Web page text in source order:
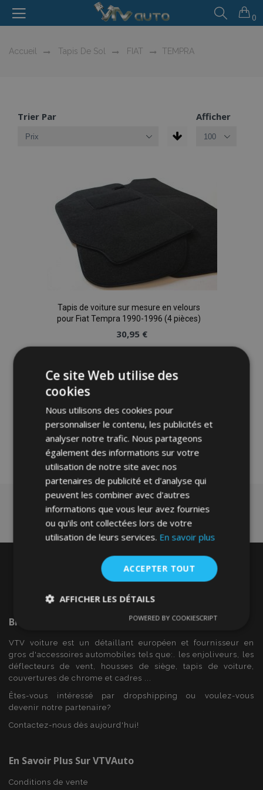
0
Accueil Tapis De Sol FIAT TEMPRA
Trier Par Afficher
Tapis de voiture sur mesure en velours
pour Fiat Tempra 1990-1996 (4 pièces)
30,95 €
liste
d'achats
Bienvenue Sur
VTV voiture est un détaillant européen et fournisseur en
gros d'accessoires automobiles tels que:. les enjoliveurs, les
déflecteurs de vent, housses de siège, tapis de voiture,
couvertures de chrome et cadres ...
Êtes-vous intéressé par dropshipping ou voulez-vous
devenir notre partenaire?
Contactez-nous dès aujourd'hui!
En Savoir Plus Sur VTVAuto
Conditions de vente
Ce site Web utilise des
cookies
Nous utilisons des cookies pour
personnaliser le contenu, les publicités et
analyser notre trafic. Nous partageons
également des informations sur votre
utilisation de notre site avec nos
partenaires de publicité et d'analyse qui
peuvent les combiner avec d'autres
informations que vous leur avez fournies
ou qu'ils ont collectées lors de votre
utilisation de leurs services. En savoir plus
ACCEPTER TOUT
AFFICHER LES DÉTAILS
Performance Ciblage
Fonctionnalité
Strictement nécessaires
POWERED BY COOKIESCRIPT